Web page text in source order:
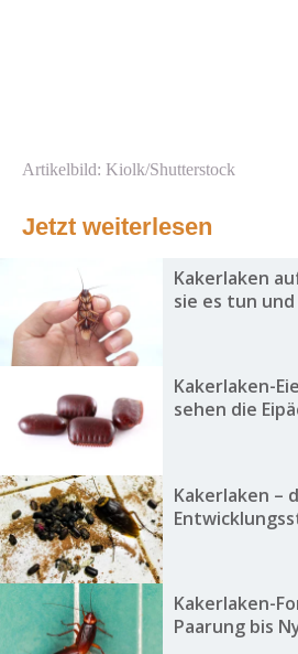
Artikelbild: Kiolk/Shutterstock
Jetzt weiterlesen
Kakerlaken
sie es tun
Kakerlaken-
sehen die
Kakerlaken –
Kakerlaken-
Paarung bis